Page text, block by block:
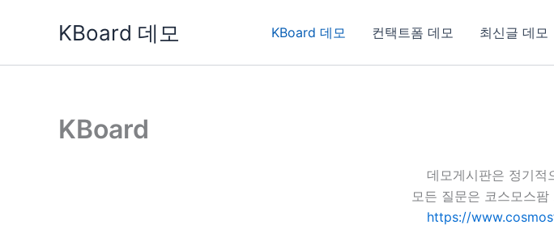
KBoard 데모 KBoard 데모 컨택트폼 데모 최신글 데모
KBoard
데모게시판은 정기적
모든 질문은 코스모스
https://